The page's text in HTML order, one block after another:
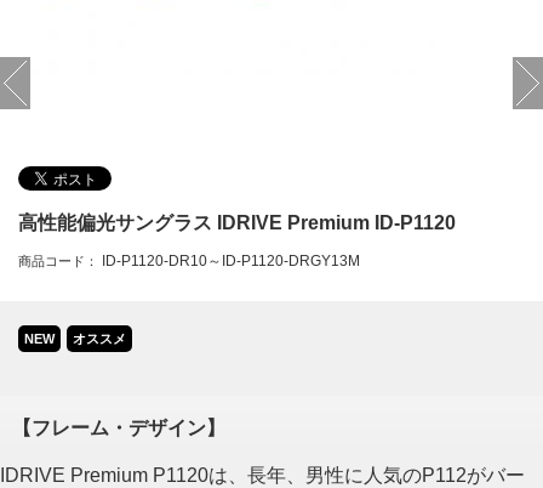
高性能偏光サングラス IDRIVE Premium ID-P1120
商品コード： ID-P1120-DR10～ID-P1120-DRGY13M
NEW オススメ
【フレーム・デザイン】
IDRIVE Premium P1120は、長年、男性に人気のP112がバー